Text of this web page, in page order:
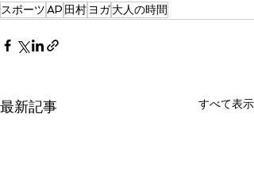
スポーツAP 田村 ヨガ大人の時間
最新記事 すべて表示